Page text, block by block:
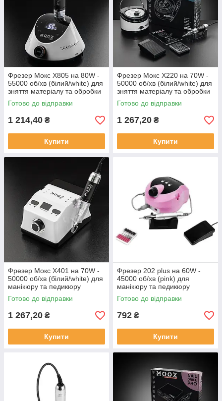
Фрезер Мокс X805 на 80W -
55000 об/хв (білий/white) для
зняття матеріалу та обробки
кутикули
Готово до відправки
1 214,40 ₴
Купити
Фрезер Мокс X220 на 70W -
50000 об/хв (білий/white) для
зняття матеріалу та обробки
кутикули
Готово до відправки
1 267,20 ₴
Купити
Фрезер Мокс X401 на 70W -
50000 об/хв (білий/white) для
манікюру та педикюру
Готово до відправки
1 267,20 ₴
Купити
Фрезер 202 plus на 60W -
45000 об/хв (pink) для
манікюру та педикюру
Готово до відправки
792 ₴
Купити